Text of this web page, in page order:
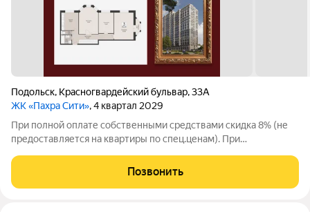
Подольск, Красногвардейский бульвар,33А
ЖК «Пахра Сити», 4 квартал 2029
При полной оплате собственными средствами скидка 8% (не
предоставляется на квартиры по спец.ценам). При
ипотеке. Особые условия для будущих мам: Фиксация цены до
4х месяцев, скидка 2% (не
Позвонить